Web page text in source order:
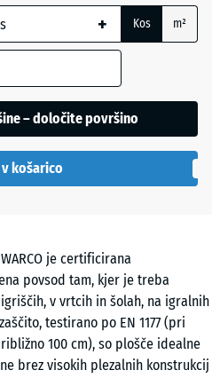
je certificirana
povsod tam, kjer je treba
v vrtcih in šolah, na igralnih
testirano po EN 1177 (pri
100 cm), so plošče idealne
brez visokih plezalnih konstrukcij
+ Kos m²
– določite površino
košarico